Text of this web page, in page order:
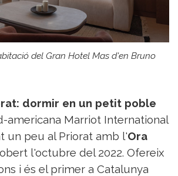
del Gran Hotel Mas d'en Bruno
dormir en un petit poble
americana Marriot International
un peu al Priorat amb l'Ora
l'octubre del 2022. Ofereix
i és el primer a Catalunya